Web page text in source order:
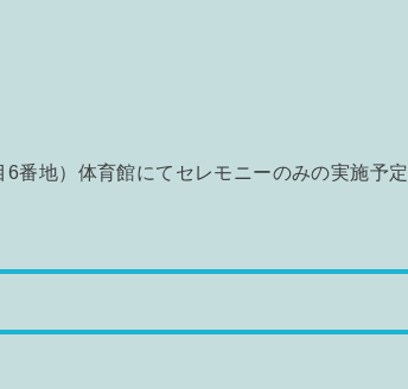
番地）体育館にてセレモニーのみの実施予定